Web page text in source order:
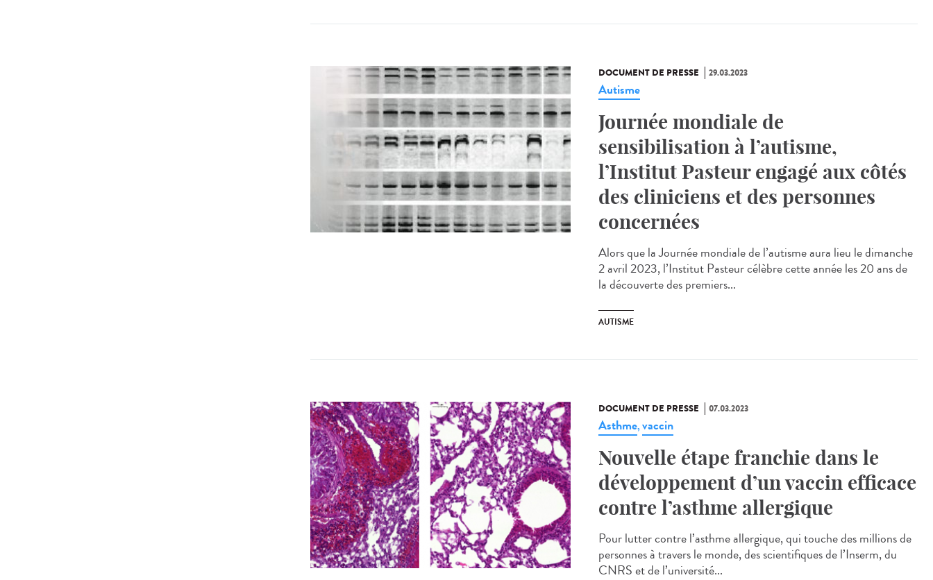
DOCUMENT DE PRESSE 29.03.2023
Autisme
Journée mondiale de
sensibilisation à l’autisme,
l’Institut Pasteur engagé aux côtés
des cliniciens et des personnes
concernées
Alors que la Journée mondiale de l’autisme aura lieu le dimanche
2 avril 2023, l’Institut Pasteur célèbre cette année les 20 ans de
la découverte des premiers...
AUTISME
DOCUMENT DE PRESSE 07.03.2023
Asthme,vaccin
Nouvelle étape franchie dans le
développement d’un vaccin efficace
contre l’asthme allergique
Pour lutter contre l’asthme allergique, qui touche des millions de
personnes à travers le monde, des scientifiques de l’Inserm, du
CNRS et de l’université...